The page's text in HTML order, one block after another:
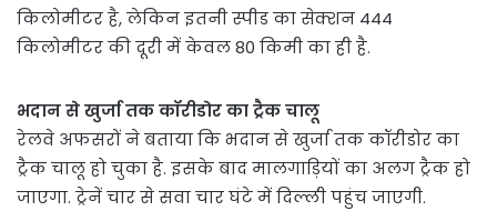
किलोमीटर है, लेकिन इतनी स्पीड का सेक्शन 444
किलोमीटर की दूरी में केवल 80 किमी का ही है.
भदान से खुर्जा तक कॉरीडोर का ट्रैक चालू
रेलवे अफसरों ने बताया कि भदान से खुर्जा तक कॉरीडोर का
ट्रैक चालू हो चुका है. इसके बाद मालगाड़ियों का अलग ट्रैक हो
जाएगा. ट्रेनें चार से सवा चार घंटे में दिल्ली पहुंच जाएगी.